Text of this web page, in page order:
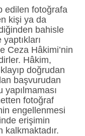
edilen fotoğrafa
kişi ya da
bahisle
Ceza Hâkimi’nin
Hâkim,
doğrudan
başvurudan
fotoğraf
engellenmesi
erişimin
kalkmaktadır.